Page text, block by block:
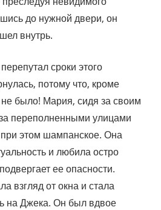
до нужной двери, он
внутрь.
сроки этого
потому что, кроме
было! Мария, сидя за своим
переполненными улицами
этом шампанское. Она
и любила остро
ее опасности.
взгляд от окна и стала
на Джека. Он был вдвое